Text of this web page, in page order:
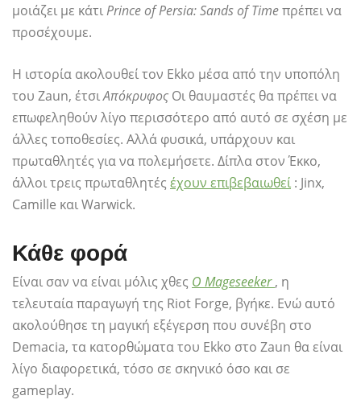
μοιάζει με κάτιPrince of Persia: Sands of Timeπρέπει να
προσέχουμε.
Η ιστορία ακολουθεί τον Ekko μέσα από την υποπόλη
του Zaun, έτσιΑπόκρυφος Οι θαυμαστές θα πρέπει να
επωφεληθούν λίγο περισσότερο από αυτό σε σχέση με
άλλες τοποθεσίες. Αλλά φυσικά, υπάρχουν και
πρωταθλητές για να πολεμήσετε. Δίπλα στον Έκκο,
άλλοι τρεις πρωταθλητές έχουν επιβεβαιωθεί : Jinx,
Camille και Warwick.
Κάθε φορά
Είναι σαν να είναι μόλις χθες Ο Mageseeker , η
τελευταία παραγωγή της Riot Forge, βγήκε. Ενώ αυτό
ακολούθησε τη μαγική εξέγερση που συνέβη στο
Demacia, τα κατορθώματα του Ekko στο Zaun θα είναι
λίγο διαφορετικά, τόσο σε σκηνικό όσο και σε
gameplay.